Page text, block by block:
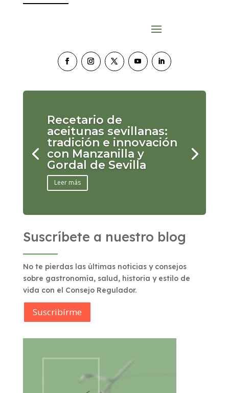
Recetario de
aceitunas sevillanas:
tradición e innovación
con Manzanilla y
Gordal de Sevilla
Leer más
Suscríbete a nuestro blog
No te pierdas las últimas noticias y consejos
sobre gastronomía, salud, historia y estilo de
vida con el Consejo Regulador.
Suscribírme